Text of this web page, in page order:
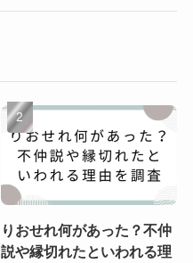
りおせれ何があった？不仲
説や縁切れたといわれる理